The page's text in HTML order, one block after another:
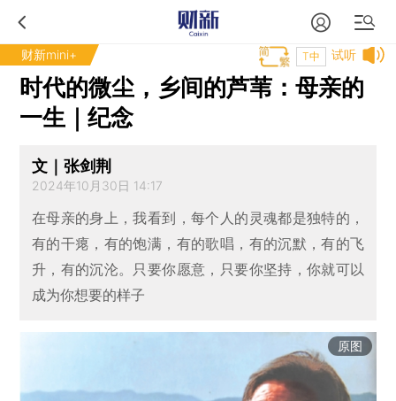
财新mini+ 试听
T中
时代的微尘，乡间的芦苇：母亲的
一生｜纪念
文｜张剑荆
2024年10月30日 14:17
在母亲的身上，我看到，每个人的灵魂都是独特的，
有的干瘪，有的饱满，有的歌唱，有的沉默，有的飞
升，有的沉沦。只要你愿意，只要你坚持，你就可以
成为你想要的样子
原图